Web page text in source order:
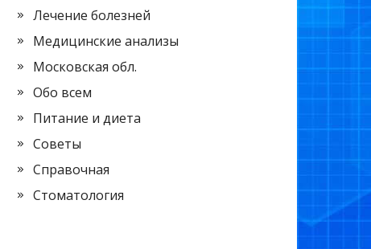
Лечение болезней
Медицинские анализы
Московская обл.
Обо всем
Питание и диета
Советы
Справочная
Стоматология